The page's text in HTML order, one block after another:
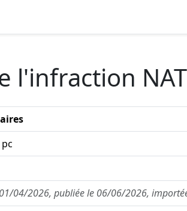
l'infraction
04/2026, publiée le 06/06/2026,